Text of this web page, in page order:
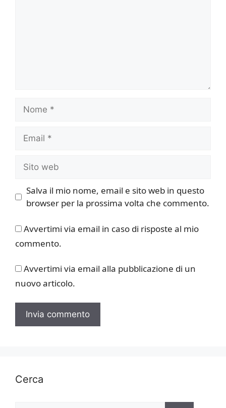
Nome
Email
Sito
web
Salva il mio nome, email e sito web in questo
browser per la prossima volta che commento.
Avvertimi via email in caso di risposte al mio
commento.
Avvertimi via email alla pubblicazione di un
nuovo articolo.
Cerca